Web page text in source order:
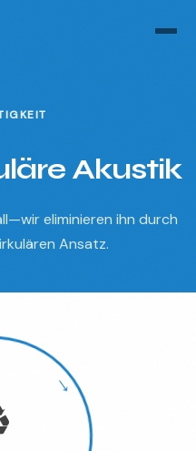
Akustik
eliminieren ihn durch
Ansatz.